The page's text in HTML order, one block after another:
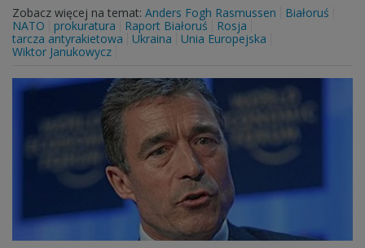
Zobacz więcej na temat: Anders Fogh Rasmussen
Białoruś
NATO
prokuratura Raport Białoruś
Rosja
tarcza antyrakietowa
Ukraina
Unia Europejska
Wiktor Janukowycz